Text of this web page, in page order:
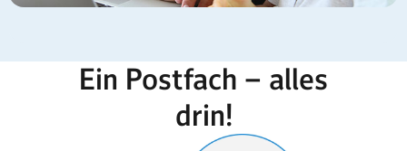
Ein Postfach – alles
drin!